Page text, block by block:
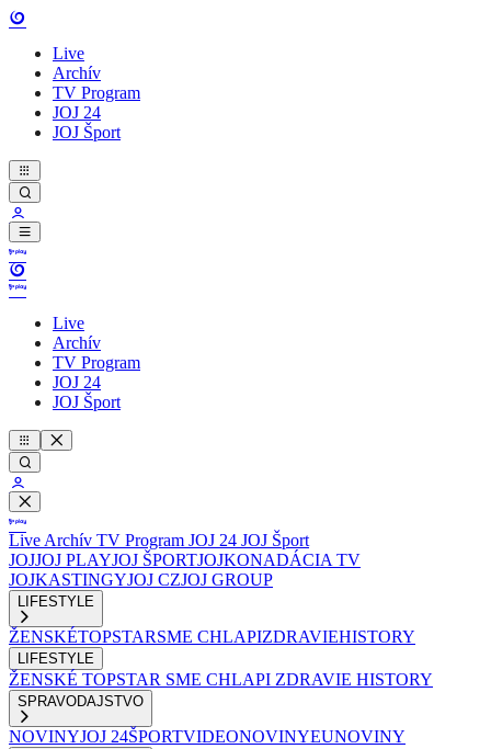
Live
Archív
TV Program
JOJ 24
JOJ Šport
Live
Archív
TV Program
JOJ 24
JOJ Šport
Live Archív TV Program JOJ 24 JOJ Šport
JOJJOJ PLAYJOJ ŠPORTJOJKONADÁCIA TV
JOJKASTINGYJOJ CZJOJ GROUP
LIFESTYLE
ŽENSKÉTOPSTARSME CHLAPIZDRAVIEHISTORY
LIFESTYLE
ŽENSKÉ TOPSTAR SME CHLAPI ZDRAVIE HISTORY
SPRAVODAJSTVO
NOVINYJOJ 24ŠPORTVIDEONOVINYEUNOVINY